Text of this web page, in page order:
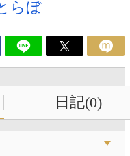
らぼ
日記(0)